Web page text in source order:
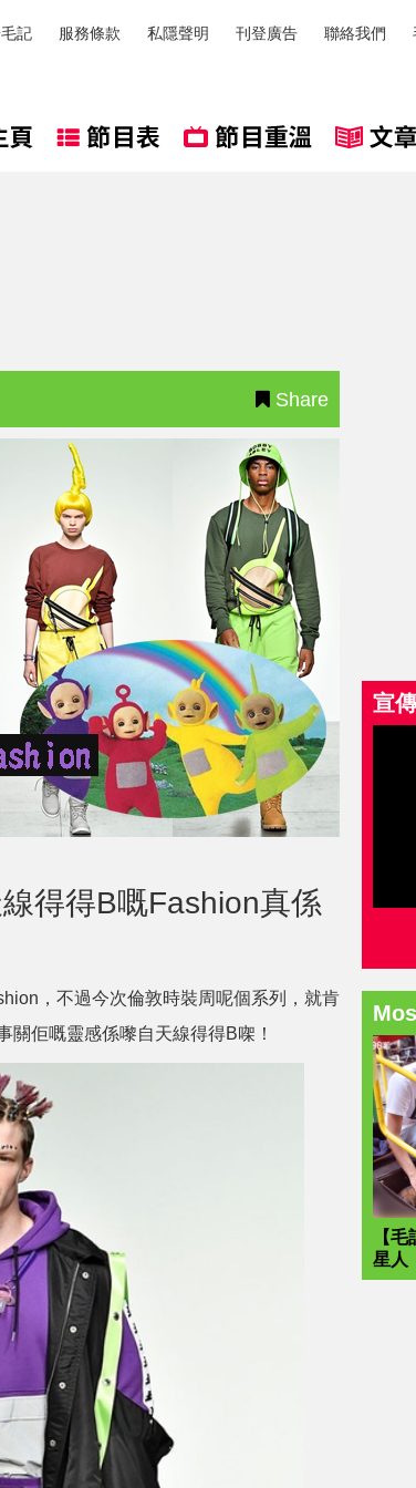
記 服務條款 私隱聲明 刊登廣告 聯絡我們
Share
得得B嘅Fashion真係
，不過今次倫敦時裝周呢個系列，就肯
佢嘅靈感係嚟自天線得得B㗎！
宣
【
星人